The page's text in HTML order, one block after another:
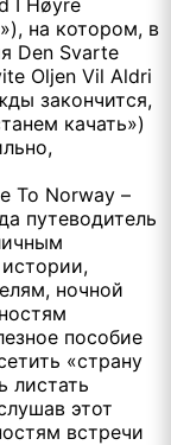
на котором, в
Den Svarte
Oljen Vil Aldri
закончится,
качать»)
To Norway –
путеводитель
ночной
пособие
«страну
листать
этот
встречи